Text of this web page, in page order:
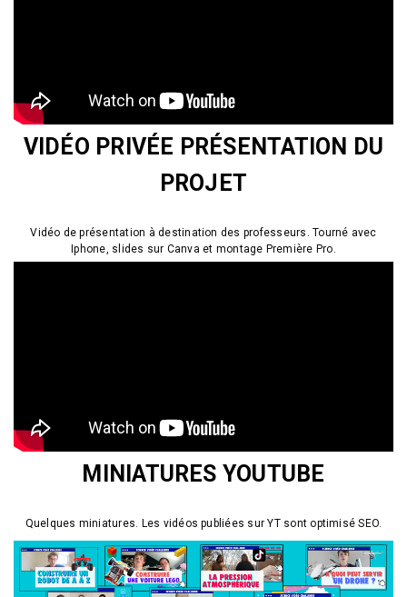
VIDÉO PRIVÉE PRÉSENTATION DU
PROJET
Vidéo de présentation à destination des professeurs. Tourné avec
Iphone, slides sur Canva et montage Première Pro.
MINIATURES YOUTUBE
Quelques miniatures. Les vidéos publiées sur YT sont optimisé SEO.